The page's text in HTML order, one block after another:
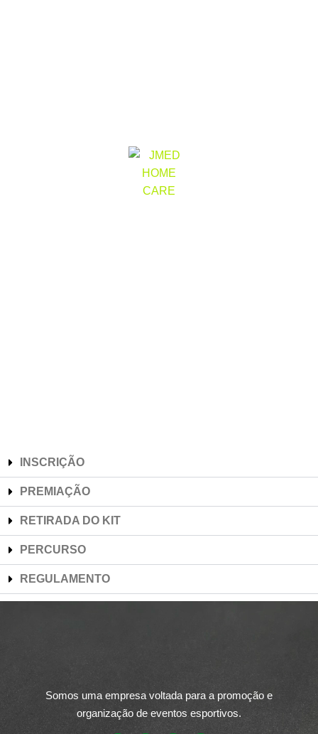
INSCRIÇÃO
PREMIAÇÃO
RETIRADA DO KIT
PERCURSO
REGULAMENTO
Somos uma empresa voltada para a promoção e
organização de eventos esportivos.